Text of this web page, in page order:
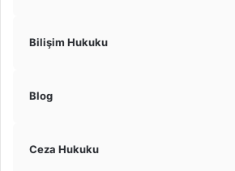
Bilişim Hukuku
Blog
Ceza Hukuku